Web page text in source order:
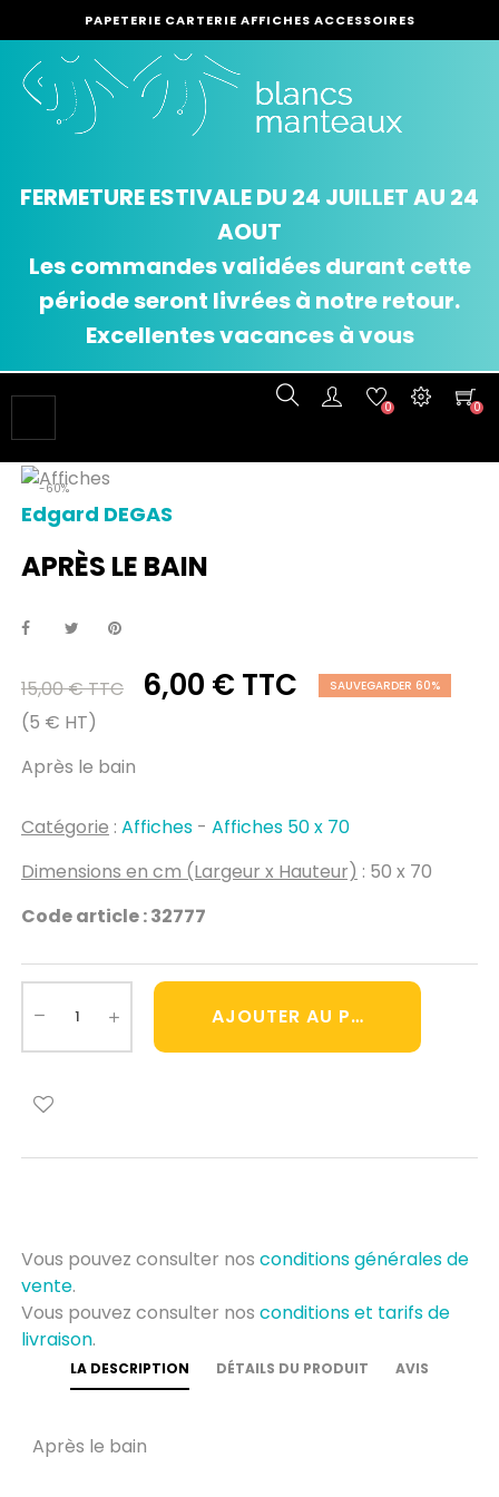
PAPETERIE CARTERIE AFFICHES ACCESSOIRES
FERMETURE ESTIVALE DU 24 JUILLET AU 24
AOUT
Les commandes validées durant cette
période seront livrées à notre retour.
Excellentes vacances à vous
la
navigation
0 0
-60%
Edgard DEGAS
APRÈS LE BAIN
15,00 € TTC 6,00 € TTC SAUVEGARDER 60%
(5 € HT)
Après le bain
Catégorie : Affiches - Affiches 50 x 70
Dimensions en cm (Largeur x Hauteur) : 50 x 70
Code article : 32777
AJOUTER AU PANIER
Vous pouvez consulter nos conditions générales de
vente.
Vous pouvez consulter nos conditions et tarifs de
livraison.
LA DESCRIPTION DÉTAILS DU PRODUIT AVIS
Après le bain